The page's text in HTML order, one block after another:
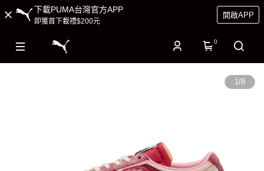
下載PUMA台灣官方APP
即獲首下載禮$200元
開啟APP
0
1/8